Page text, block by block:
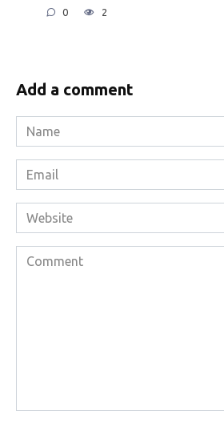
0 2
Add a comment
Name
*
Email
*
Website
Comment